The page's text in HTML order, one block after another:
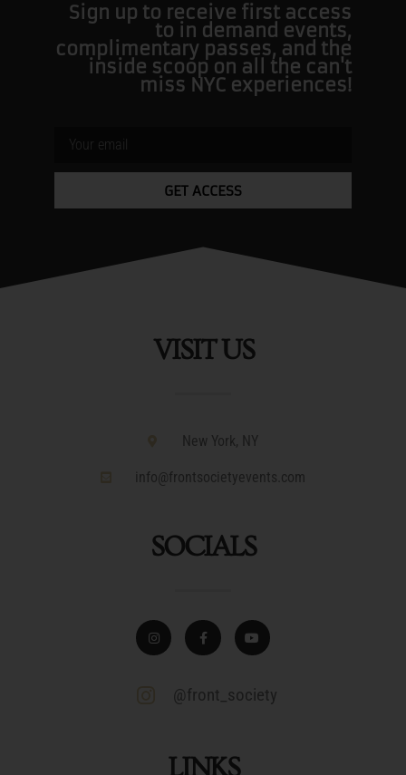
Sign up to receive first access
to in demand events,
complimentary passes, and the
inside scoop on all the can't
miss NYC experiences!
GET ACCESS
VISIT US
New York, NY
info@frontsocietyevents.com
SOCIALS
@front_society
LINKS